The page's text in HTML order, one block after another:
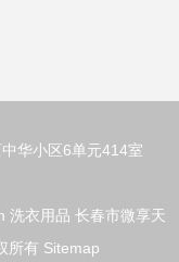
华小区6单元414室
洗衣用品 长春市微享天
所有 Sitemap